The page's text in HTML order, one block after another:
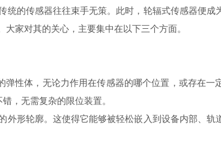
的传感器往往束手无策。此时，轮辐式传感器便成
家对其的关心，主要集中在以下三个方面。
性体，无论力作用在传感器的哪个位置，或存在一
，无需复杂的限位装置。
形轮廓。这使得它能够被轻松嵌入到设备内部、轨